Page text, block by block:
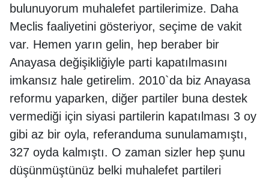
bulunuyorum muhalefet partilerimize. Daha
Meclis faaliyetini gösteriyor, seçime de vakit
var. Hemen yarın gelin, hep beraber bir
Anayasa değişikliğiyle parti kapatılmasını
imkansız hale getirelim. 2010`da biz Anayasa
reformu yaparken, diğer partiler buna destek
vermediği için siyasi partilerin kapatılması 3 oy
gibi az bir oyla, referanduma sunulamamıştı,
327 oyda kalmıştı. O zaman sizler hep şunu
düşünmüştünüz belki muhalefet partileri